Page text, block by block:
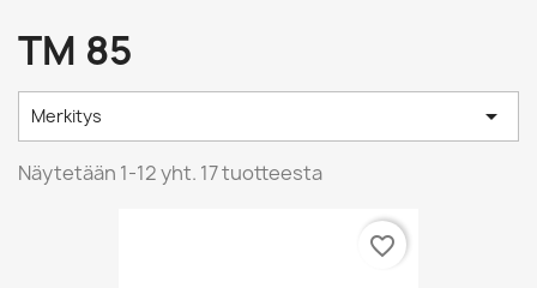
TM 85
Merkitys 
Näytetään 1-12 yht. 17 tuotteesta
favorite_border